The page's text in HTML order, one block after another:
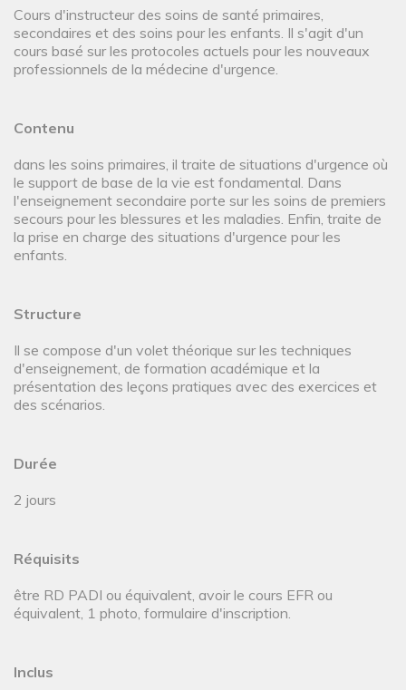
Cours d'instructeur des soins de santé primaires,
secondaires et des soins pour les enfants. Il s'agit d'un
cours basé sur les protocoles actuels pour les nouveaux
professionnels de la médecine d'urgence.
Contenu
dans les soins primaires, il traite de situations d'urgence où
le support de base de la vie est fondamental. Dans
l'enseignement secondaire porte sur les soins de premiers
secours pour les blessures et les maladies. Enfin, traite de
la prise en charge des situations d'urgence pour les
enfants.
Structure
Il se compose d'un volet théorique sur les techniques
d'enseignement, de formation académique et la
présentation des leçons pratiques avec des exercices et
des scénarios.
Durée
2 jours
Réquisits
être RD PADI ou équivalent, avoir le cours EFR ou
équivalent, 1 photo, formulaire d'inscription.
Inclus